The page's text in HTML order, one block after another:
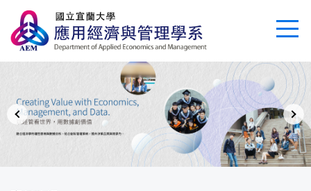
到
主
區